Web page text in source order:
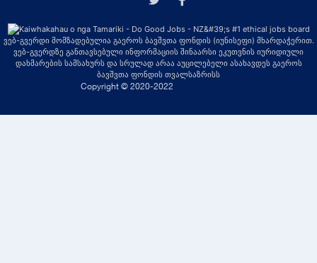
ვებ-გვერდი მომზადებულია გაეროს ბავშვთა ფონდის (იუნისეფი) მხარდაჭერით.
ვებ-გვერდზე განთავსებული ინფორმაციის შინაარსი ეკუთვნის იურიდიული
დახმარების სამსახურს და სრულად არაა აუცილებელი ასახავდეს გაეროს
ბავშვთა ფონდის თვალსაზრისს
Copyright © 2020-2022